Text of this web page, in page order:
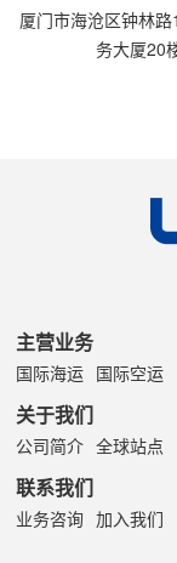
厦门市海沧区钟林
务大厦20
主营业务
国际海运 国际空运
关于我们
公司简介 全球站点
联系我们
业务咨询 加入我们